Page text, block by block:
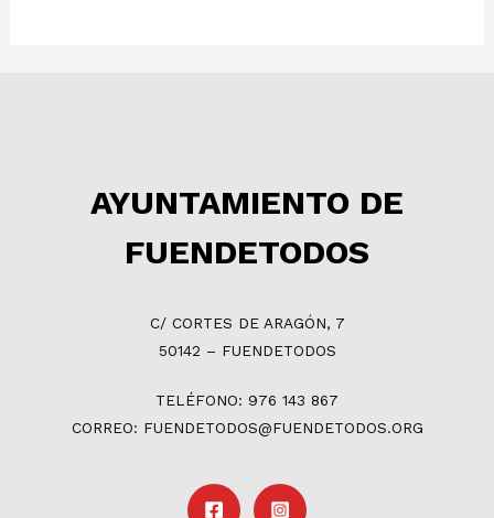
AYUNTAMIENTO DE
FUENDETODOS
C/ CORTES DE ARAGÓN, 7
50142 – FUENDETODOS
TELÉFONO: 976 143 867
CORREO: FUENDETODOS@FUENDETODOS.ORG